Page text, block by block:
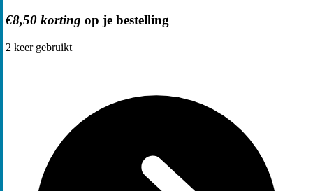
€8,50 korting op je bestelling
2 keer gebruikt